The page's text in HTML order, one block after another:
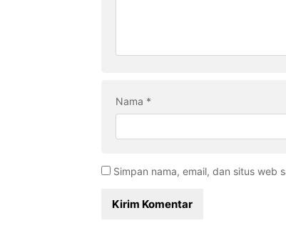
Nama *
Simpan nama, email, dan situs web